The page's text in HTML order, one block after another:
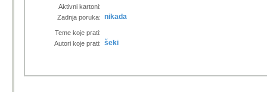
Aktivni kartoni:
Zadnja poruka: nikada
Teme koje prati:
Autori koje prati: šeki